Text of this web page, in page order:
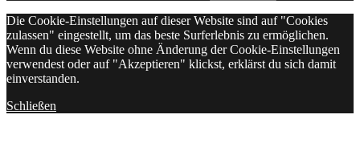
Die Cookie-Einstellungen auf dieser Website sind auf "Cookies
zulassen" eingestellt, um das beste Surferlebnis zu ermöglichen.
Wenn du diese Website ohne Änderung der Cookie-Einstellungen
verwendest oder auf "Akzeptieren" klickst, erklärst du sich damit
einverstanden.
Schließen